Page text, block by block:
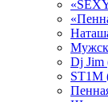
Dj Jim
ST1M